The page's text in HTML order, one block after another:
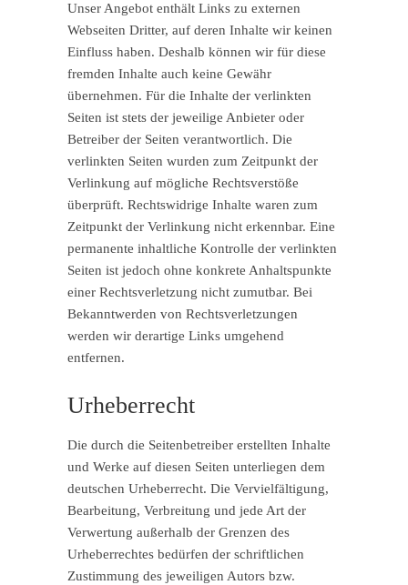
Unser Angebot enthält Links zu externen
Webseiten Dritter, auf deren Inhalte wir keinen
Einfluss haben. Deshalb können wir für diese
fremden Inhalte auch keine Gewähr
übernehmen. Für die Inhalte der verlinkten
Seiten ist stets der jeweilige Anbieter oder
Betreiber der Seiten verantwortlich. Die
verlinkten Seiten wurden zum Zeitpunkt der
Verlinkung auf mögliche Rechtsverstöße
überprüft. Rechtswidrige Inhalte waren zum
Zeitpunkt der Verlinkung nicht erkennbar. Eine
permanente inhaltliche Kontrolle der verlinkten
Seiten ist jedoch ohne konkrete Anhaltspunkte
einer Rechtsverletzung nicht zumutbar. Bei
Bekanntwerden von Rechtsverletzungen
werden wir derartige Links umgehend
entfernen.
Urheberrecht
Die durch die Seitenbetreiber erstellten Inhalte
und Werke auf diesen Seiten unterliegen dem
deutschen Urheberrecht. Die Vervielfältigung,
Bearbeitung, Verbreitung und jede Art der
Verwertung außerhalb der Grenzen des
Urheberrechtes bedürfen der schriftlichen
Zustimmung des jeweiligen Autors bzw.